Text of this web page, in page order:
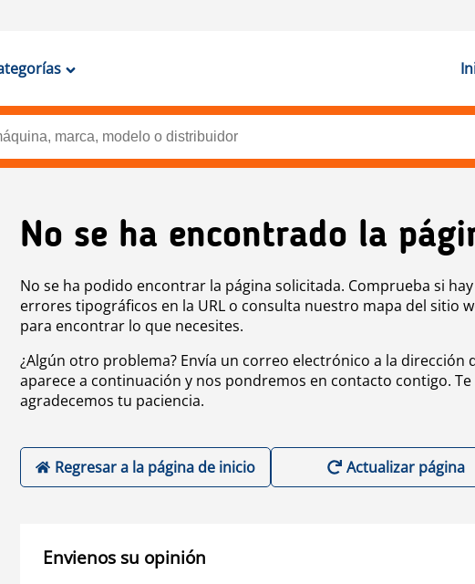
No se ha encontrado la
No se ha podido encontrar la página solicitada. Comprueba si hay
errores tipográficos en la URL o consulta nuestro mapa del sitio
para encontrar lo que necesites.
¿Algún otro problema? Envía un correo electrónico a la dirección
aparece a continuación y nos pondremos en contacto contigo. Te
agradecemos tu paciencia.
Regresar a la página de inicio Actualizar página
Envienos su opinión